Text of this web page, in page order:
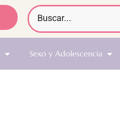
Sexo y Adolescencia